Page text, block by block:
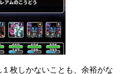
枚しかないことも、余裕がな